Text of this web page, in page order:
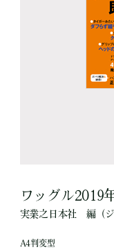
ワッグル2019
実業之日本社 編（
A4判変型